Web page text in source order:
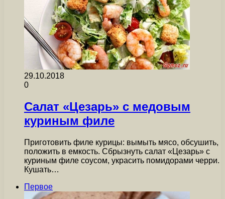
29.10.2018
0
Салат «Цезарь» с медовым
куриным филе
Приготовить филе курицы: вымыть мясо, обсушить,
положить в емкость. Сбрызнуть салат «Цезарь» с
куриным филе соусом, украсить помидорами черри.
Кушать…
Первое